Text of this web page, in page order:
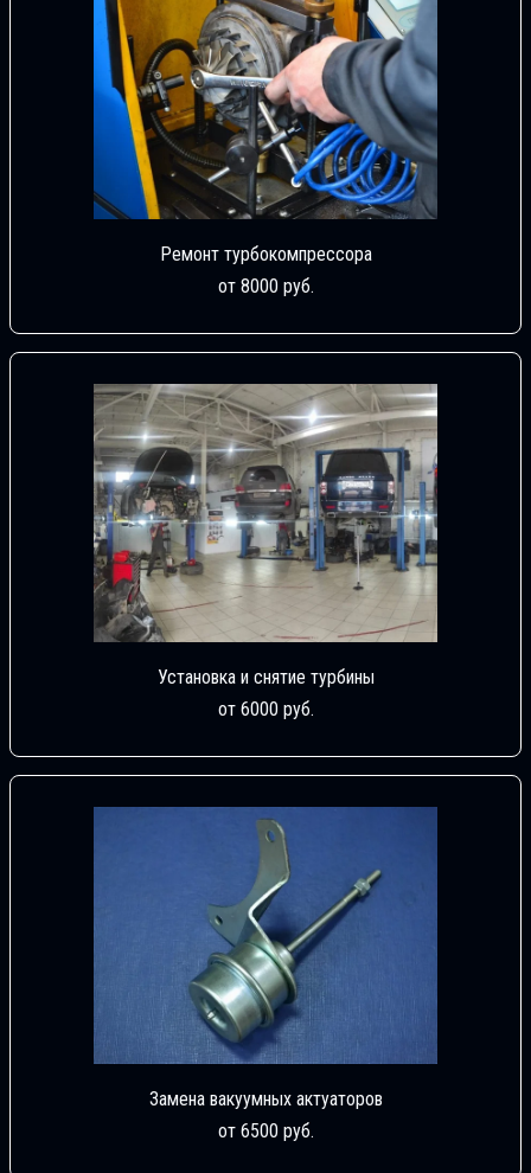
Ремонт турбокомпрессора
от 8000 руб.
Установка и снятие турбины
от 6000 руб.
Замена вакуумных актуаторов
от 6500 руб.